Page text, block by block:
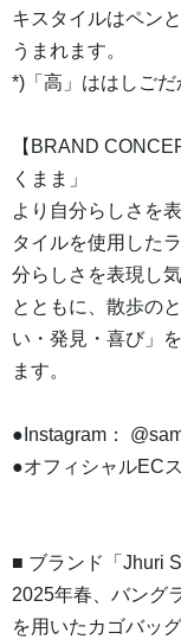
キスタイルはペン
うまれます。
*)「高」ははしごだ
【BRAND
くまま」
より自分らしさを
タイルを使用した
分らしさを表現し
とともに、散歩の
い・発見・喜び」
ます。
●Instagram：
●オフィシャルEC
■ ブランド「Jhuri
2025年春、バング
を用いたカゴバッ